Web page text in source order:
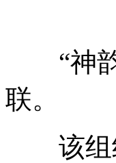
“神韵”
联。
该组织